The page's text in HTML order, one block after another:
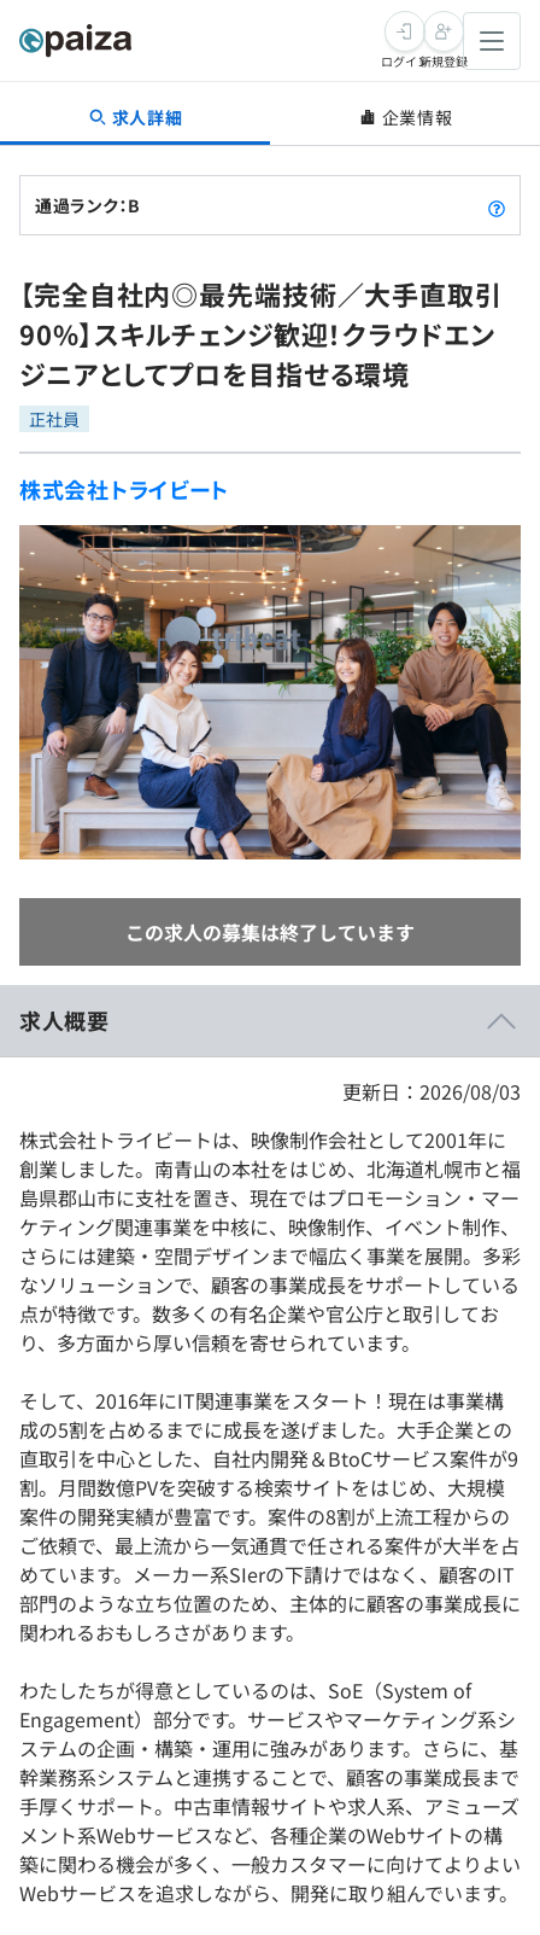
転職・キャリア
転職成功ガイド
転職エージェント
インタビュー
転職成功ガイド
新卒就活
求人検索
本選考
インターン
新卒エージェント
イベント・セミナー
インタビュー
就活成功ガイド
学習
問題集
4択課題
ナレッジ
リファレンス
プラン
個人向けプラン
法人向けプラン
学校向けプラン
プログラミング言語
評価結果一覧
再チャレンジ結果一覧
ゲーム・マンガ
Tech Team Journal
paiza times
note
paizaとは？
ログイン新規登録
求人詳細 企業情報
通過ランク：B
【完全自社内◎最先端技術／大手直取引
90%】スキルチェンジ歓迎！クラウドエン
ジニアとしてプロを目指せる環境
正社員
株式会社トライビート
この求人の募集は終了しています
求人概要
更新日：2026/08/03
株式会社トライビートは、映像制作会社として2001年に
創業しました。南青山の本社をはじめ、北海道札幌市と福
島県郡山市に支社を置き、現在ではプロモーション・マー
ケティング関連事業を中核に、映像制作、イベント制作、
さらには建築・空間デザインまで幅広く事業を展開。多彩
なソリューションで、顧客の事業成長をサポートしている
点が特徴です。数多くの有名企業や官公庁と取引してお
り、多方面から厚い信頼を寄せられています。
そして、2016年にIT関連事業をスタート！現在は事業構
成の5割を占めるまでに成長を遂げました。大手企業との
直取引を中心とした、自社内開発＆BtoCサービス案件が9
割。月間数億PVを突破する検索サイトをはじめ、大規模
案件の開発実績が豊富です。案件の8割が上流工程からの
ご依頼で、最上流から一気通貫で任される案件が大半を占
めています。メーカー系SIerの下請けではなく、顧客のIT
部門のような立ち位置のため、主体的に顧客の事業成長に
関われるおもしろさがあります。
わたしたちが得意としているのは、SoE（System of
Engagement）部分です。サービスやマーケティング系シ
ステムの企画・構築・運用に強みがあります。さらに、基
幹業務系システムと連携することで、顧客の事業成長まで
手厚くサポート。中古車情報サイトや求人系、アミューズ
メント系Webサービスなど、各種企業のWebサイトの構
築に関わる機会が多く、一般カスタマーに向けてよりよい
Webサービスを追求しながら、開発に取り組んでいます。